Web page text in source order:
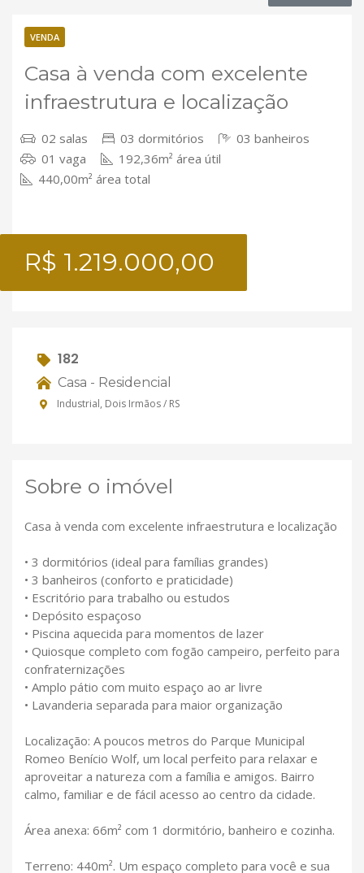
VENDA
Casa à venda com excelente
infraestrutura e localização
02 salas 03 dormitórios
03 banheiros
01 vaga
192,36m² área útil
440,00m² área total
R$ 1.219.000,00
182
Casa - Residencial
Industrial, Dois Irmãos / RS
Sobre o imóvel
Casa à venda com excelente infraestrutura e localização
• 3 dormitórios (ideal para famílias grandes)
• 3 banheiros (conforto e praticidade)
• Escritório para trabalho ou estudos
• Depósito espaçoso
• Piscina aquecida para momentos de lazer
• Quiosque completo com fogão campeiro, perfeito para
confraternizações
• Amplo pátio com muito espaço ao ar livre
• Lavanderia separada para maior organização
Localização: A poucos metros do Parque Municipal
Romeo Benício Wolf, um local perfeito para relaxar e
aproveitar a natureza com a família e amigos. Bairro
calmo, familiar e de fácil acesso ao centro da cidade.
Área anexa: 66m² com 1 dormitório, banheiro e cozinha.
Terreno: 440m². Um espaço completo para você e sua